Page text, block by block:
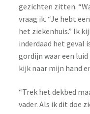
gezichten zitten.
vraag ik. “Je hebt
het ziekenhuis.” Ik
inderdaad het geval
gordijn waar een
kijk naar mijn hand
“Trek het dekbed
vader. Als ik dit doe